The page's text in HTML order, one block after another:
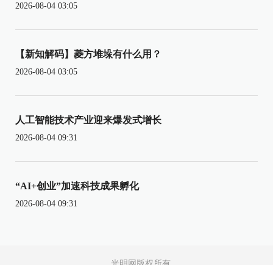
2026-08-04 03:05
【新知解码】菱方堆垛有什么用？
2026-08-04 03:05
人工智能技术产业迎来爆发式增长
2026-08-04 09:31
“AI+创业”加速科技成果孵化
2026-08-04 09:31